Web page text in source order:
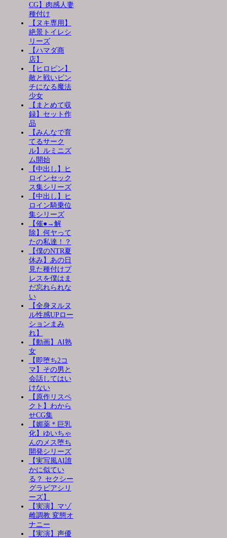
CG】肉感人妻
種付け
【ヌキ専用】
絶景トイレシ
リーズ
【ハマダ商
店】
【ヒロピン】
敵と戦いピン
チになる魔法
少女
【まとめて収
録】セット作
品
【みんなで育
てるサーク
ル】ルミニズ
ム開始
【中出し】ヒ
ロインセック
ス集シリーズ
【中出し】ヒ
ロイン騎乗位
集シリーズ
【催●→解
除】何ヤって
たの私達！？
【僕のNTR夏
休み】あの日
見た種付けプ
レスを僕はま
だ忘れられな
い
【全身ヌルヌ
ル性感UPロー
ションまみ
れ】
【動画】AI熟
女
【即堕ち2コ
マ】その男と
会話してはい
けない
【原作リスペ
クト】わから
せCG集
【媚薬＊巨乳
化】ゆいちゃ
んのメス堕ち
開発シリーズ
【実写風AI誰
かに似てい
る？ セクシー
グラビアシリ
ーズ】
【実演】マゾ
雌調教 変態オ
ナニー
【実演】声優